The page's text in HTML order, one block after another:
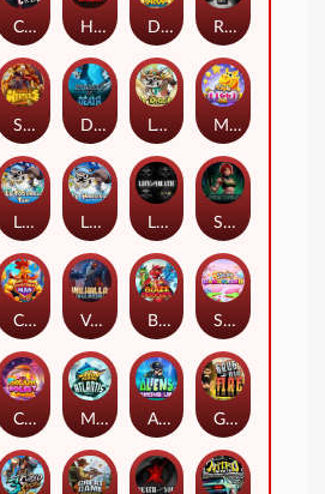
Cash Crew Hounds Of Hell Divine Drop RIP City
Strength Of Hercules Dynasty of Death Le Digger Magic Piggy OG
LE FOOTBALL FAN LE HOOLIGAN Life and Death Shadow Treasure
Chicken Man Valhalla: Wild Winter Blaze Buddies Sticky Candyland
Chocolate Rocket Marlin Masters Atlantis Aliens Among Us Grug Make Fire